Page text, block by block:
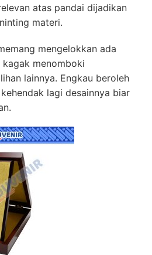
atas pandai dijadikan
materi.
mengelokkan ada
menomboki
lainnya. Engkau beroleh
lagi desainnya biar